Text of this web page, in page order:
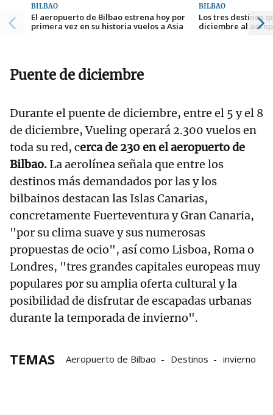
BILBAO
El aeropuerto de Bilbao estrena hoy por
primera vez en su historia vuelos a Asia
BILBAO
Los tres destinos
diciembre al
Puente de diciembre
Durante el puente de diciembre, entre el 5 y el 8
de diciembre, Vueling operará 2.300 vuelos en
toda su red, cerca de 230 en el aeropuerto de
Bilbao.La aerolínea señala que entre los
destinos más demandados por las y los
bilbainos destacan las Islas Canarias,
concretamente Fuerteventura y Gran Canaria,
"por su clima suave y sus numerosas
propuestas de ocio", así como Lisboa, Roma o
Londres, "tres grandes capitales europeas muy
populares por su amplia oferta cultural y la
posibilidad de disfrutar de escapadas urbanas
durante la temporada de invierno".
TEMAS Aeropuerto de Bilbao Destinos invierno